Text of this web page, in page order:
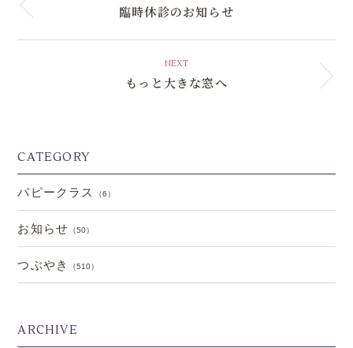
臨時休診のお知らせ
NEXT
もっと大きな窓へ
CATEGORY
パピークラス （6）
お知らせ （50）
つぶやき （510）
ARCHIVE